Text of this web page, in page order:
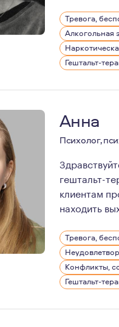
По первому
В своей
В работе
Тревога,
Алкогольная
Гештальт-
Анна
Психолог,
гештальт-
клиентам
находить
В
Очень
Я очень
В
Тревога,
Конфликты,
Гештальт-